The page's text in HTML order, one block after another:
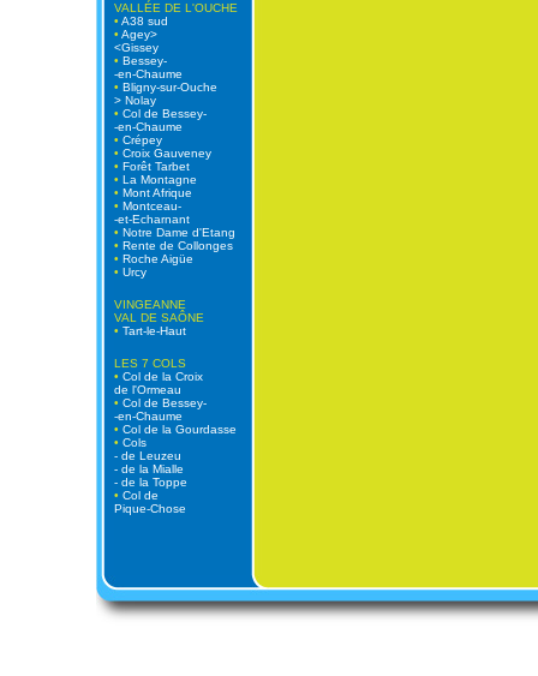
VALLÉE DE L'OUCHE
• A38 sud
• Agey>
<Gissey
• Bessey-
-en-Chaume
• Bligny-sur-Ouche
> Nolay
• Col de Bessey-
-en-Chaume
• Crépey
• Croix Gauveney
• Forêt Tarbet
• La Montagne
• Mont Afrique
• Montceau-
-et-Echarnant
• Notre Dame d'Etang
• Rente de Collonges
• Roche Aigüe
• Urcy
VINGEANNE
VAL DE SAÔNE
• Tart-le-Haut
LES 7 COLS
• Col de la Croix
de l'Ormeau
• Col de Bessey-
-en-Chaume
• Col de la Gourdasse
• Cols
- de Leuzeu
- de la Mialle
- de la Toppe
• Col de
Pique-Chose